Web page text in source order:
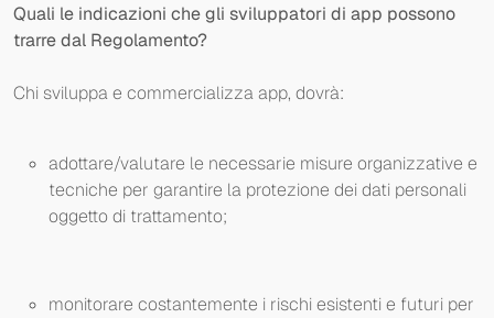
Quali le indicazioni che gli sviluppatori di app possono
trarre dal Regolamento?
Chi sviluppa e commercializza app, dovrà:
adottare/valutare le necessarie misure organizzative e
tecniche per garantire la protezione dei dati personali
oggetto di trattamento;
monitorare costantemente i rischi esistenti e futuri per